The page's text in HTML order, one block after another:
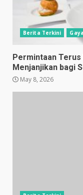
Berita Terkini
Permintaan
Menjanjikan bagi
May 8, 2026